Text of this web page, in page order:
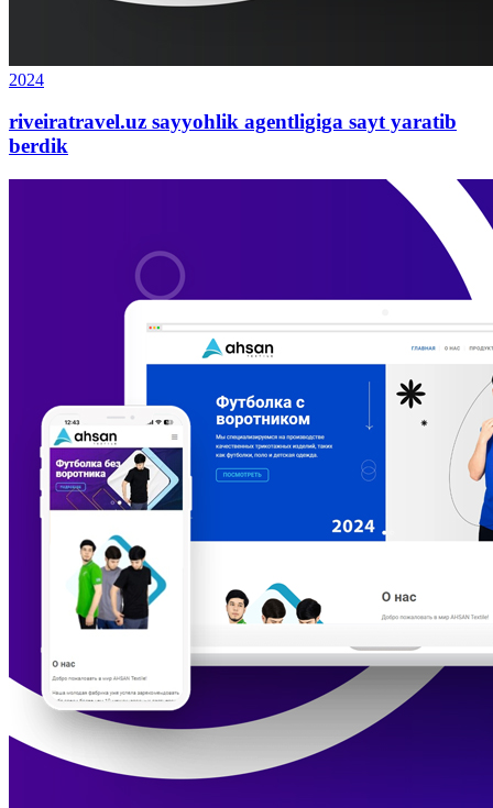
2024
riveiratravel.uz sayyohlik agentligiga sayt yaratib
berdik